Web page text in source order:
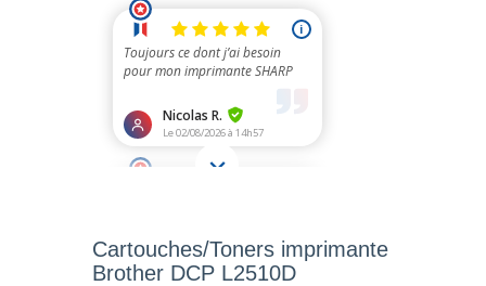
Cartouches/Toners imprimante
Brother DCP L2510D